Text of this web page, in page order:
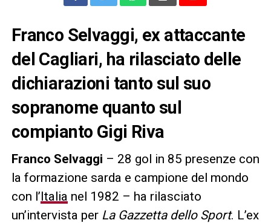
Franco Selvaggi, ex attaccante
del Cagliari, ha rilasciato delle
dichiarazioni tanto sul suo
sopranome quanto sul
compianto Gigi Riva
Franco Selvaggi – 28 gol in 85 presenze con
la formazione sarda e campione del mondo
con l’Italia nel 1982 – ha rilasciato
un’intervista per La Gazzetta dello Sport. L’ex